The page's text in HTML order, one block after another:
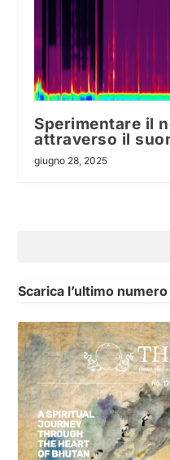
Sperimentare il
attraverso il
giugno 28, 2025
Scarica l’ultimo numero